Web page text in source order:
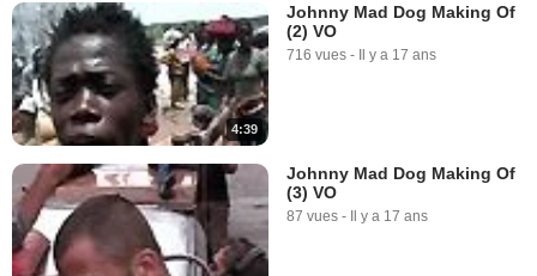
4:39
Johnny Mad Dog Making Of
(2) VO
716 vues - Il y a 17 ans
Johnny Mad Dog Making Of
(3) VO
87 vues - Il y a 17 ans